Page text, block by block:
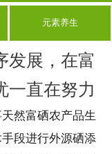
联系我们
元素养生
发展，在富
一直在努力
然富硒农产品生
段进行外源硒添